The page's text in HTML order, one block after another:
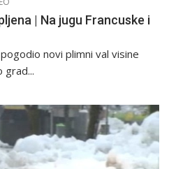
| Na jugu Francuske i
novi plimni val visine
grad...